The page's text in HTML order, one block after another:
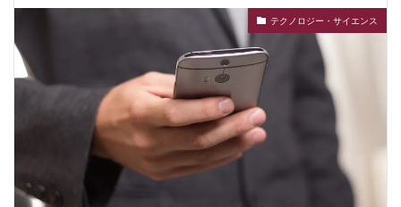
テクノロジー・サイエンス